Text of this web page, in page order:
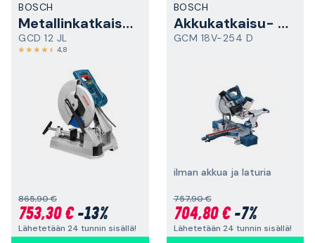
BOSCH
Metallinkatkaisusaha
GCD 12 JL
4,8
865,90 €
753,30 €-13%
Lähetetään 24 tunnin sisällä!
BOSCH
Akkukatkaisu- ja jiirisaha
GCM 18V-254 D
ilman akkua ja laturia
757,90 €
704,80 €-7%
Lähetetään 24 tunnin sisällä!